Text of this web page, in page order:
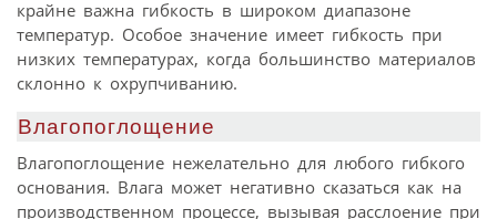
крайне важна гибкость в широком диапазоне
температур. Особое значение имеет гибкость при
низких температурах, когда большинство материалов
склонно к охрупчиванию.
Влагопоглощение
Влагопоглощение нежелательно для любого гибкого
основания. Влага может негативно сказаться как на
производственном процессе, вызывая расслоение при